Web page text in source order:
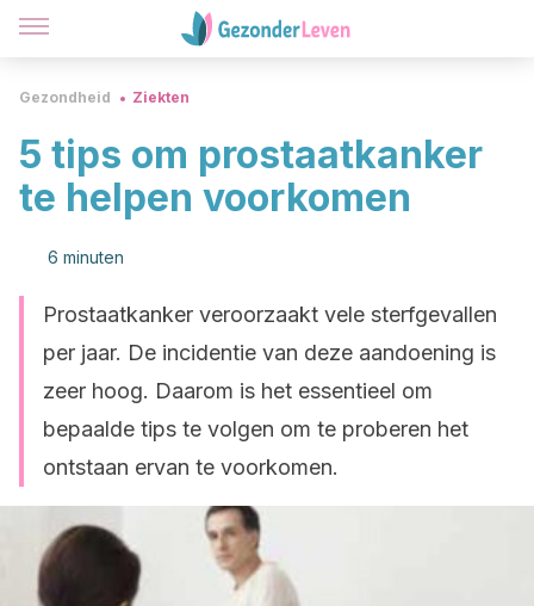
Gezondheid Ziekten
5 tips om prostaatkanker
te helpen voorkomen
6 minuten
Prostaatkanker veroorzaakt vele sterfgevallen
per jaar. De incidentie van deze aandoening is
zeer hoog. Daarom is het essentieel om
bepaalde tips te volgen om te proberen het
ontstaan ervan te voorkomen.